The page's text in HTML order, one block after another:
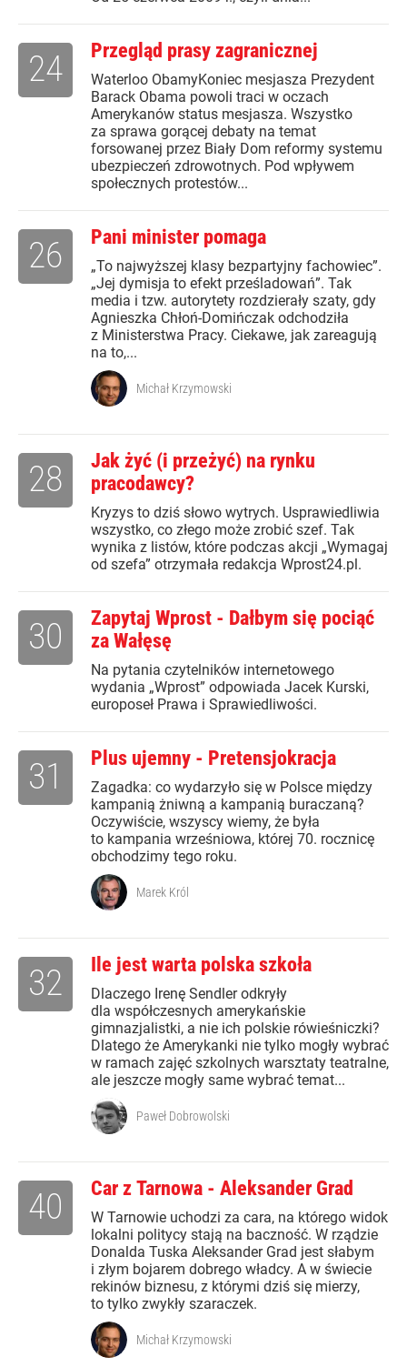
Przegląd prasy zagranicznej
Waterloo ObamyKoniec mesjasza Prezydent
Barack Obama powoli traci w oczach
Amerykanów status mesjasza. Wszystko
za sprawa gorącej debaty na temat
forsowanej przez Biały Dom reformy systemu
ubezpieczeń zdrowotnych. Pod wpływem
społecznych protestów...
24
Pani minister pomaga
„To najwyższej klasy bezpartyjny fachowiec”.
„Jej dymisja to efekt prześladowań”. Tak
media i tzw. autorytety rozdzierały szaty, gdy
Agnieszka Chłoń-Domińczak odchodziła
z Ministerstwa Pracy. Ciekawe, jak zareagują
na to,...
26
Michał Krzymowski
Jak żyć (i przeżyć) na rynku
pracodawcy?
Kryzys to dziś słowo wytrych. Usprawiedliwia
wszystko, co złego może zrobić szef. Tak
wynika z listów, które podczas akcji „Wymagaj
od szefa” otrzymała redakcja Wprost24.pl.
28
Zapytaj Wprost - Dałbym się pociąć
za Wałęsę
Na pytania czytelników internetowego
wydania „Wprost” odpowiada Jacek Kurski,
europoseł Prawa i Sprawiedliwości.
30
Plus ujemny - Pretensjokracja
Zagadka: co wydarzyło się w Polsce między
kampanią żniwną a kampanią buraczaną?
Oczywiście, wszyscy wiemy, że była
to kampania wrześniowa, której 70. rocznicę
obchodzimy tego roku.
31
Marek Król
Ile jest warta polska szkoła
Dlaczego Irenę Sendler odkryły
dla współczesnych amerykańskie
gimnazjalistki, a nie ich polskie rówieśniczki?
Dlatego że Amerykanki nie tylko mogły wybrać
w ramach zajęć szkolnych warsztaty teatralne,
ale jeszcze mogły same wybrać temat...
32
Paweł Dobrowolski
Car z Tarnowa - Aleksander Grad
W Tarnowie uchodzi za cara, na którego widok
lokalni politycy stają na baczność. W rządzie
Donalda Tuska Aleksander Grad jest słabym
i złym bojarem dobrego władcy. A w świecie
rekinów biznesu, z którymi dziś się mierzy,
to tylko zwykły szaraczek.
40
Michał Krzymowski